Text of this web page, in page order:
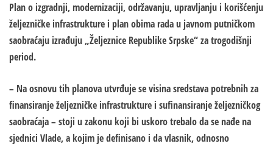
Plan o izgradnji, modernizaciji, održavanju, upravljanju i korišćenju
željezničke infrastrukture i plan obima rada u javnom putničkom
saobraćaju izrađuju „Željeznice Republike Srpske“ za trogodišnji
period.
– Na osnovu tih planova utvrđuje se visina sredstava potrebnih za
finansiranje željezničke infrastrukture i sufinansiranje željezničkog
saobraćaja – stoji u zakonu koji bi uskoro trebalo da se nađe na
sjednici Vlade, a kojim je definisano i da vlasnik, odnosno